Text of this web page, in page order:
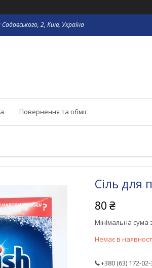
2, Київ, Україна
Повернення та обміг
Сіль для
80 ₴
Мінімальна сума
Немає в
+380 (63) 172-02-